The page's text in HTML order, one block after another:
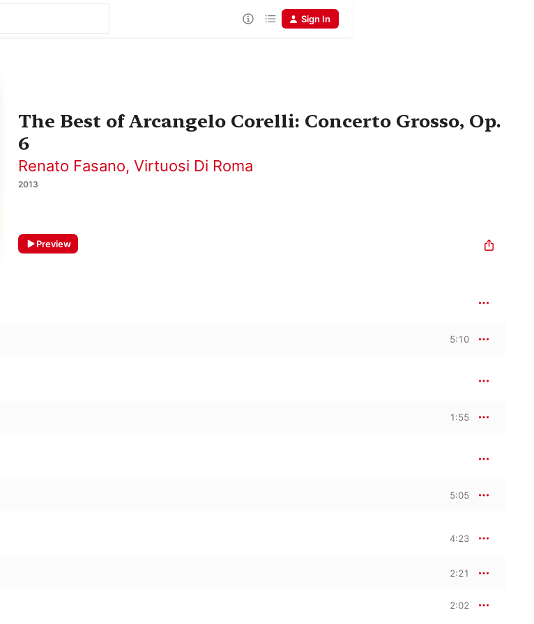
Sign In
The Best of Arcangelo Corelli: Concerto Grosso, Op.
6
Renato Fasano, Virtuosi Di Roma
2013
Preview
5:10
1:55
5:05
4:23
2:21
2:02